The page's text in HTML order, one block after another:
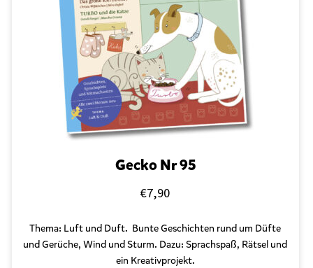
Gecko Nr 95
€7,90
Thema: Luft und Duft. Bunte Geschichten rund um Düfte
und Gerüche, Wind und Sturm. Dazu: Sprachspaß, Rätsel und
ein Kreativprojekt.